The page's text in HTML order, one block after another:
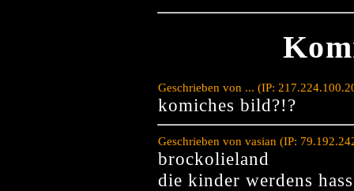
Geschrieben von ... (IP:
komiches bild?!?
Geschrieben von vasian (IP:
brockolieland
die kinder werdens